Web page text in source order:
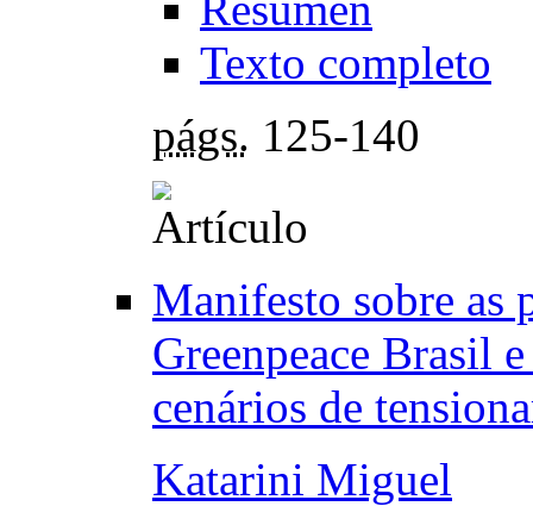
Texto completo
págs. 125-140
Manifesto sobre as
Greenpeace Brasil
cenários de
Katarini Miguel